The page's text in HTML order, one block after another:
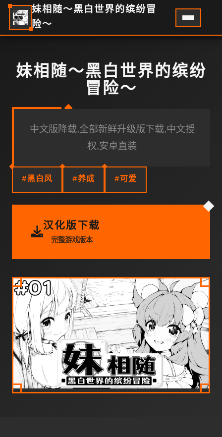
妹相随～黑白世界的缤纷冒
险～
妹相随～黑白世界的缤纷
冒险～
中文版降载,全部新鲜升级版下载,中文授
权,安卓直装
#黑白风 #养成 #可爱
汉化版下载
完整游戏版本